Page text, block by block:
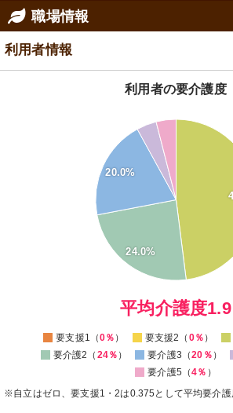
職場情報
利用者情報
利用者の要介護度
24.0%
20.0%
0
平均介護度1.9
要支援1（0％ ） 要支援2（ 0％ ）
要介護2（ 24％ ） 要介護3（20％ ）
要介護5（4％ ）
※自立はゼロ、要支援1・2は0.375として平均要介護